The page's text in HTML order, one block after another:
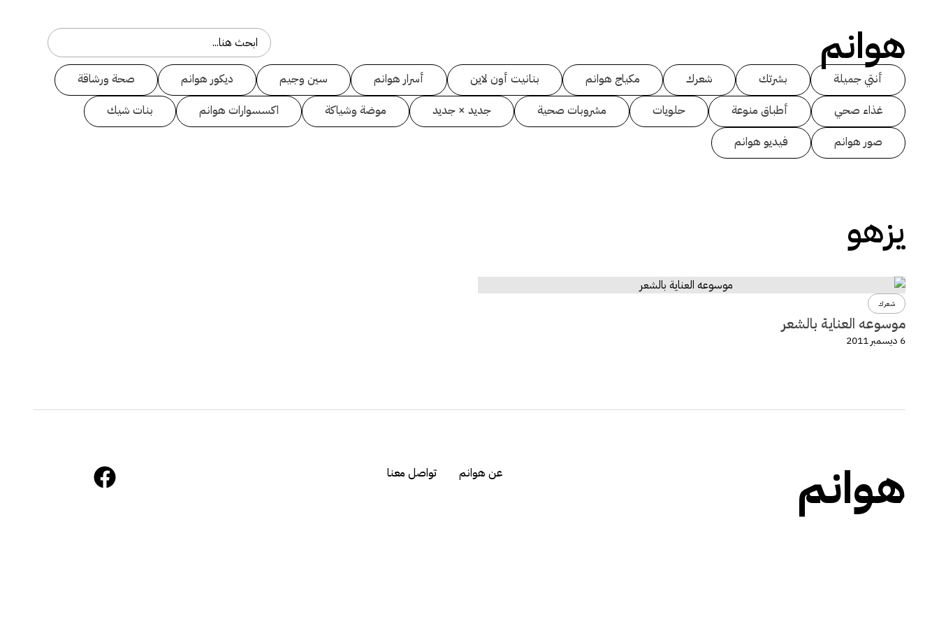
هوانم
أنتي جميلة بشرتك شعرك مكياج هوانم بنانيت أون لاين أسرار هوانم سين وجيم ديكور هوانم
صحة ورشاقة
غذاء صحي
أطباق منوعة حلويات مشروبات صحية جديد × جديد موضة وشياكة اكسسوارات هوانم
بنات شيك
صور هوانم
فيديو هوانم
يزهو
شعرك
موسوعه العناية بالشعر
6 ديسمبر 2011
هوانم عن هوانم تواصل معنا